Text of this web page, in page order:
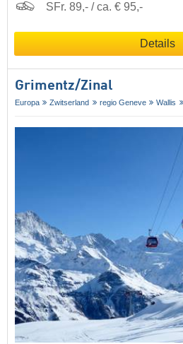
SFr. 89,- / ca. € 95,-
Details
Grimentz/​Zinal
Europa Zwitserland regio Geneve Wallis